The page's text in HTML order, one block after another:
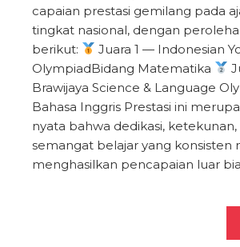
capaian prestasi gemilang pada
tingkat nasional, dengan
berikut:
Juara 1 — Indonesian
OlympiadBidang Matematika
Brawijaya Science & Language
Bahasa Inggris Prestasi ini
nyata bahwa dedikasi, ketekunan,
semangat belajar yang konsisten
menghasilkan pencapaian luar